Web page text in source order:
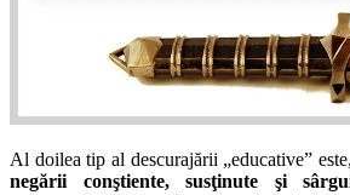
Al doilea tip al descurajării „educative”
negării conştiente, susţinute şi